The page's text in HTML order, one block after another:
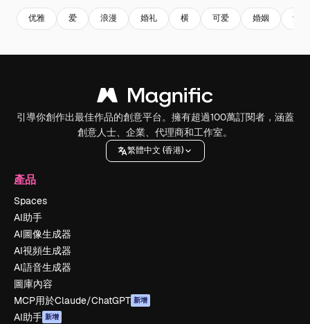
优雅 爱 浪漫 婚礼 横 可爱 婚姻 订婚
引導你創作出最佳作品的創意平台。擁有超過100萬訂閱者，涵蓋
創意人士、企業、代理商和工作室。
繁體中文 (香港)
產品
Spaces
AI助手
AI圖像生成器
AI視頻生成器
AI語音生成器
圖庫內容
MCP用於Claude/ChatGPT 新增
AI助手 新增